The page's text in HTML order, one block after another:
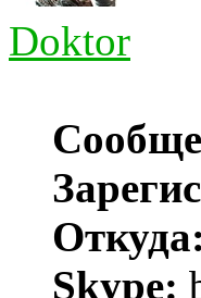
Doktor
Откуда:
Skype: